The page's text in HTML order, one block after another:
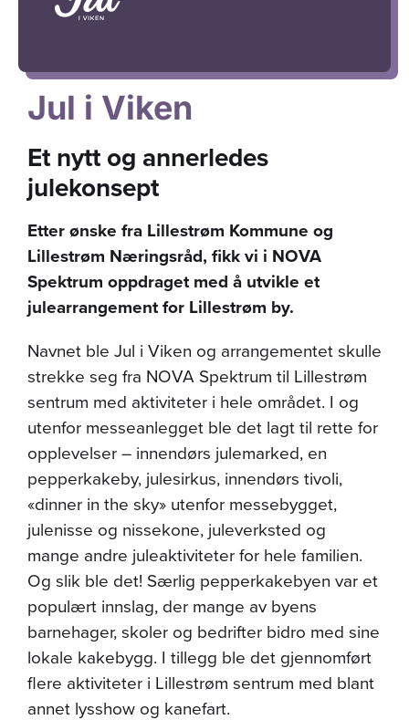
Jul i Viken
Et nytt og annerledes
julekonsept
Etter ønske fra Lillestrøm Kommune og
Lillestrøm Næringsråd, fikk vi i NOVA
Spektrum oppdraget med å utvikle et
julearrangement for Lillestrøm by.
Navnet ble Jul i Viken og arrangementet skulle
strekke seg fra NOVA Spektrum til Lillestrøm
sentrum med aktiviteter i hele området. I og
utenfor messeanlegget ble det lagt til rette for
opplevelser – innendørs julemarked, en
pepperkakeby, julesirkus, innendørs tivoli,
«dinner in the sky» utenfor messebygget,
julenisse og nissekone, juleverksted og
mange andre juleaktiviteter for hele familien.
Og slik ble det! Særlig pepperkakebyen var et
populært innslag, der mange av byens
barnehager, skoler og bedrifter bidro med sine
lokale kakebygg. I tillegg ble det gjennomført
flere aktiviteter i Lillestrøm sentrum med blant
annet lysshow og kanefart.